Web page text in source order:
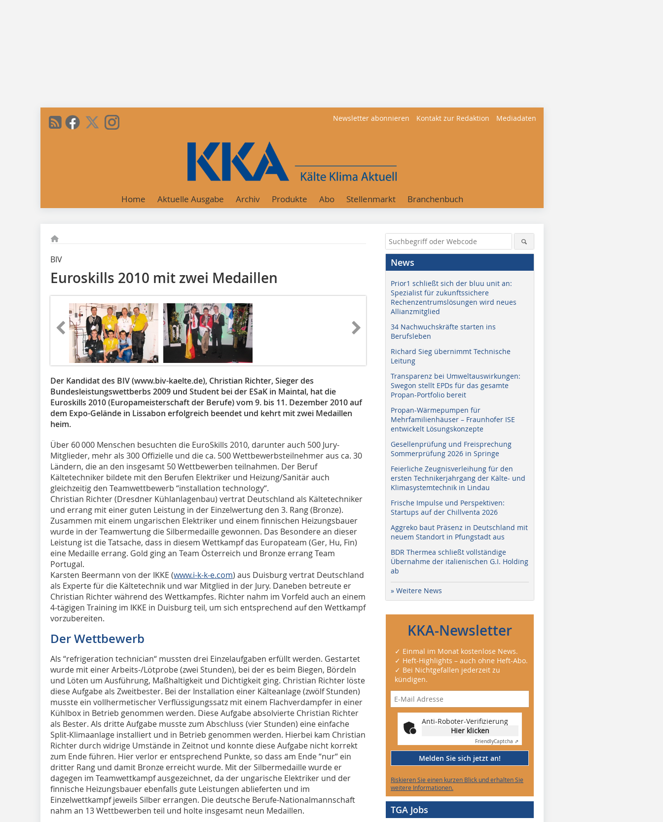
Newsletter abonnieren Kontakt zur Redaktion Mediadaten
Home Aktuelle Ausgabe Archiv Produkte Abo Stellenmarkt Branchenbuch
BIV
Euroskills 2010 mit zwei Medaillen
Der Kandidat des BIV (www.biv-kaelte.de), Christian Richter, Sieger des
Bundesleistungswettberbs 2009 und Student bei der ESaK in Maintal, hat die
Euroskills 2010(Europameisterschaft der Berufe)vom 9. bis 11. Dezember 2010 auf
dem Expo-Gelände in Lissabon erfolgreich beendet und kehrt mit zwei Medaillen
heim.
Über 60 000 Menschen besuchten die EuroSkills 2010, darunter auch 500 Jury-
Mitglieder, mehr als 300 Offizielle und die ca. 500 Wettbewerbsteilnehmer aus ca. 30
Ländern, die an den insgesamt 50 Wettbewerben teilnahmen. Der Beruf
Kältetechniker bildete mit den Berufen Elektriker und Heizung/Sanitär auch
gleichzeitig den Teamwettbewerb “installation technology“.
Christian Richter (Dresdner Kühlanlagenbau) vertrat Deutschland als Kältetechniker
und errang mit einer guten Leistung in der Einzelwertung den 3. Rang (Bronze).
Zusammen mit einem ungarischen Elektriker und einem finnischen Heizungsbauer
wurde in der Teamwertung die Silbermedaille gewonnen. Das Besondere an dieser
Leistung ist die Tatsache, dass in diesem Wettkampf das Europateam (Ger, Hu, Fin)
eine Medaille errang. Gold ging an Team Österreich und Bronze errang Team
Portugal.
Karsten Beermann von der IKKE (www.i-k-k-e.com) aus Duisburg vertrat Deutschland
als Experte für die Kältetechnik und war Mitglied in der Jury. Daneben betreute er
Christian Richter während des Wettkampfes. Richter nahm im Vorfeld auch an einem
4-tägigen Training im IKKE in Duisburg teil, um sich entsprechend auf den Wettkampf
vorzubereiten.
Der Wettbewerb
Als “refrigeration technician“ mussten drei Einzelaufgaben erfüllt werden. Gestartet
wurde mit einer Arbeits-/Lötprobe (zwei Stunden), bei der es beim Biegen, Bördeln
und Löten um Ausführung, Maßhaltigkeit und Dichtigkeit ging. Christian Richter löste
diese Aufgabe als Zweitbester. Bei der Installation einer Kälteanlage (zwölf Stunden)
musste ein vollhermetischer Verflüssigungssatz mit einem Flachverdampfer in einer
Kühlbox in Betrieb genommen werden. Diese Aufgabe absolvierte Christian Richter
als Bester. Als dritte Aufgabe musste zum Abschluss (vier Stunden) eine einfache
Split-Klimaanlage installiert und in Betrieb genommen werden. Hierbei kam Christian
Richter durch widrige Umstände in Zeitnot und konnte diese Aufgabe nicht korrekt
zum Ende führen. Hier verlor er entsprechend Punkte, so dass am Ende “nur“ ein
dritter Rang und damit Bronze erreicht wurde. Mit der Silbermedaille wurde er
dagegen im Teamwettkampf ausgezeichnet, da der ungarische Elektriker und der
finnische Heizungsbauer ebenfalls gute Leistungen ablieferten und im
Einzelwettkampf jeweils Silber errangen. Die deutsche Berufe-Nationalmannschaft
nahm an 13 Wettbewerben teil und holte insgesamt neun Medaillen.
News
Prior1 schließt sich der bluu unit an:
Spezialist für zukunftssichere
Rechenzentrumslösungen wird neues
Allianzmitglied
34 Nachwuchskräfte starten ins
Berufsleben
Richard Sieg übernimmt Technische
Leitung
Transparenz bei Umweltauswirkungen:
Swegon stellt EPDs für das gesamte
Propan-Portfolio bereit
Propan-Wärmepumpen für
Mehrfamilienhäuser – Fraunhofer ISE
entwickelt Lösungskonzepte
Gesellenprüfung und Freisprechung
Sommerprüfung 2026 in Springe
Feierliche Zeugnisverleihung für den
ersten Technikerjahrgang der Kälte- und
Klimasystemtechnik in Lindau
Frische Impulse und Perspektiven:
Startups auf der Chillventa 2026
Aggreko baut Präsenz in Deutschland mit
neuem Standort in Pfungstadt aus
BDR Thermea schließt vollständige
Übernahme der italienischen G.I. Holding
ab
» Weitere News
KKA-Newsletter
✓ Einmal im Monat kostenlose News.
✓ Heft-Highlights – auch ohne Heft-Abo.
✓ Bei Nichtgefallen jederzeit zu
kündigen.
Anti-Roboter-Verifizierung
Hier klicken
FriendlyCaptcha ⇗
Melden Sie sich jetzt an!
Riskieren Sie einen kurzen Blick und erhalten Sie
weitere Informationen.
TGA Jobs